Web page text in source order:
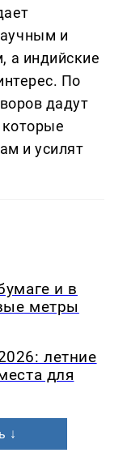
и
а индийские
По
дадут
и усилят
и в
метры
летние
для
↓